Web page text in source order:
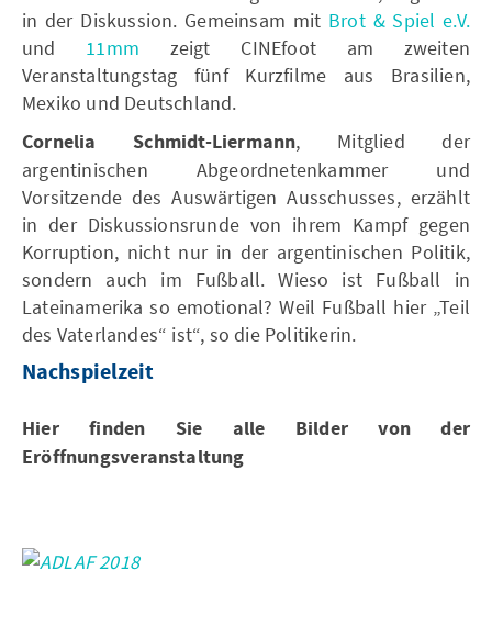
in der Diskussion. Gemeinsam mit Brot & Spiel e.V.
und 11mm zeigt CINEfoot am zweiten
Veranstaltungstag fünf Kurzfilme aus Brasilien,
Mexiko und Deutschland.
Cornelia Schmidt-Liermann, Mitglied der
argentinischen Abgeordnetenkammer und
Vorsitzende des Auswärtigen Ausschusses, erzählt
in der Diskussionsrunde von ihrem Kampf gegen
Korruption, nicht nur in der argentinischen Politik,
sondern auch im Fußball. Wieso ist Fußball in
Lateinamerika so emotional? Weil Fußball hier „Teil
des Vaterlandes“ ist“, so die Politikerin.
Nachspielzeit
Hier finden Sie alle Bilder von der
Eröffnungsveranstaltung